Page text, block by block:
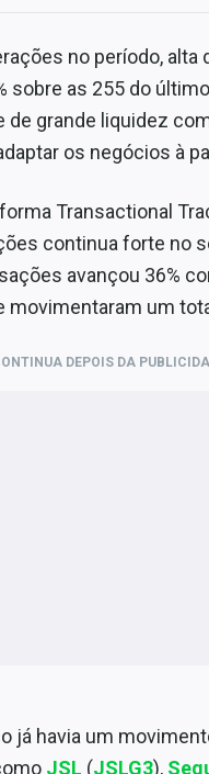
no período,
sobre as 255 do
grande liquidez
os negócios à
Transactional
continua forte no
avançou 36%
movimentaram um
DEPOIS DA
já havia um
JSL (JSLG3),